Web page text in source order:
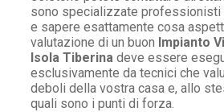
sono specializzate professionisti
e sapere esattamente cosa
valutazione di un buon Impianto
Isola Tiberina deve essere
esclusivamente da tecnici che
deboli della vostra casa e, allo
quali sono i punti di forza.